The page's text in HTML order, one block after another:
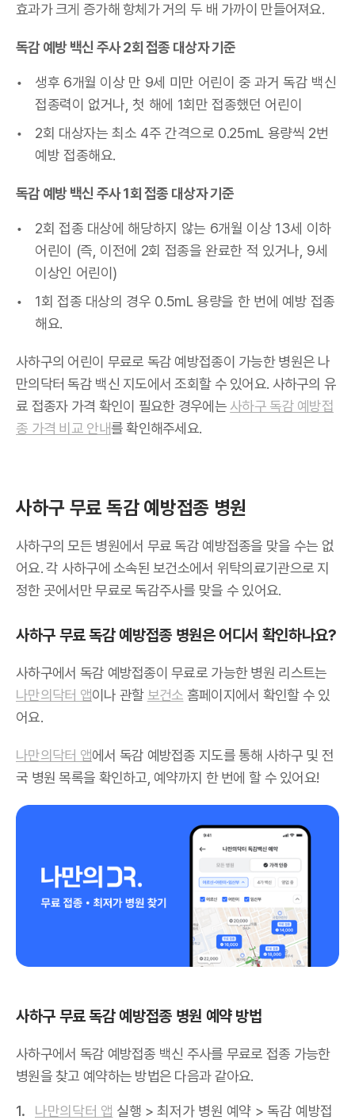
효과가 크게 증가해 항체가 거의 두 배 가까이 만들어져요.
독감 예방 백신 주사 2회 접종 대상자 기준
생후 6개월 이상 만 9세 미만 어린이 중 과거 독감 백신
접종력이 없거나, 첫 해에 1회만 접종했던 어린이
2회 대상자는 최소 4주 간격으로 0.25mL 용량씩 2번
예방 접종해요.
독감 예방 백신 주사 1회 접종 대상자 기준
2회 접종 대상에 해당하지 않는 6개월 이상 13세 이하
어린이 (즉, 이전에 2회 접종을 완료한 적 있거나, 9세
이상인 어린이)
1회 접종 대상의 경우 0.5mL 용량을 한 번에 예방 접종
해요.
사하구의 어린이 무료로 독감 예방접종이 가능한 병원은 나
만의닥터 독감 백신 지도에서 조회할 수 있어요. 사하구의 유
료 접종자 가격 확인이 필요한 경우에는 사하구 독감 예방접
종 가격 비교 안내를 확인해주세요.
사하구 무료 독감 예방접종 병원
사하구의 모든 병원에서 무료 독감 예방접종을 맞을 수는 없
어요. 각 사하구에 소속된 보건소에서 위탁의료기관으로 지
정한 곳에서만 무료로 독감주사를 맞을 수 있어요.
사하구 무료 독감 예방접종 병원은 어디서 확인하나요?
사하구에서 독감 예방접종이 무료로 가능한 병원 리스트는
나만의닥터 앱이나 관할보건소 홈페이지에서 확인할 수 있
어요.
나만의닥터 앱에서 독감 예방접종 지도를 통해 사하구 및 전
국 병원 목록을 확인하고, 예약까지 한 번에 할 수 있어요!
사하구 무료 독감 예방접종 병원 예약 방법
사하구에서 독감 예방접종 백신 주사를 무료로 접종 가능한
병원을 찾고 예약하는 방법은 다음과 같아요.
나만의닥터 앱 실행 > 최저가 병원 예약 > 독감 예방접